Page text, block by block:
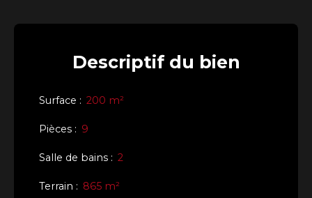
Descriptifdu bien
Surface : 200 m²
Pièces : 9
Salle de bains : 2
Terrain : 865 m²